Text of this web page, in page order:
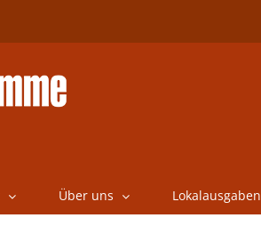
Über uns Lokalausgaben